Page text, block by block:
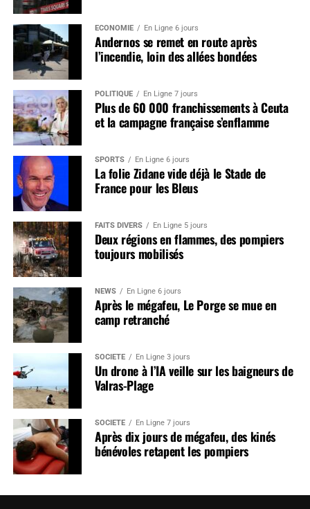
ÉCONOMIE En Ligne 6 jours
Andernos se remet en route après
l’incendie, loin des allées bondées
POLITIQUE En Ligne 7 jours
Plus de 60 000 franchissements à Ceuta
et la campagne française s’enflamme
SPORTS En Ligne 6 jours
La folie Zidane vide déjà le Stade de
France pour les Bleus
FAITS DIVERS En Ligne 5 jours
Deux régions en flammes, des pompiers
toujours mobilisés
NEWS En Ligne 6 jours
Après le mégafeu, Le Porge se mue en
camp retranché
SOCIÉTÉ En Ligne 3 jours
Un drone à l’IA veille sur les baigneurs de
Valras-Plage
SOCIÉTÉ En Ligne 7 jours
Après dix jours de mégafeu, des kinés
bénévoles retapent les pompiers